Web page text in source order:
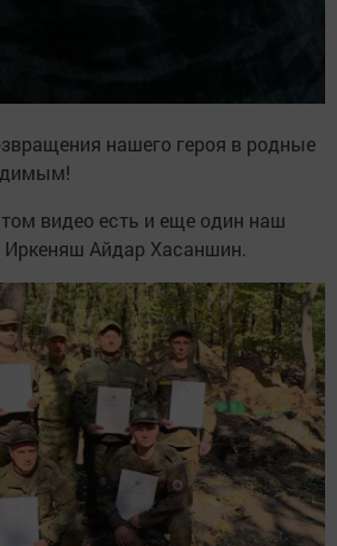
нашего героя в родные
видео есть и еще один наш
Иркеняш Айдар Хасаншин.